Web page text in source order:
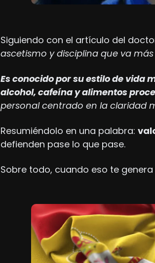
Siguiendo con el artículo del
ascetismo y disciplina que va
Es conocido por su estilo de vida
alcohol, cafeína y alimentos
personal centrado en la claridad
Resumiéndolo en una palabra:
defienden pase lo que pase.
Sobre todo, cuando eso te